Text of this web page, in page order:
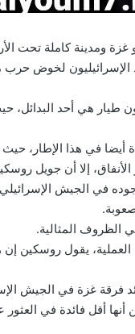
ومدينة كاملة تحت
الإسرائيليون لخوض
طيار هي أحد البدائل،
أيضا في هذا الإطار، حيث
إلا أن جويل
في الجيش
العملية، يقول روسكين إن
فرقة غزة في الجيش
أقل فائدة في العثور